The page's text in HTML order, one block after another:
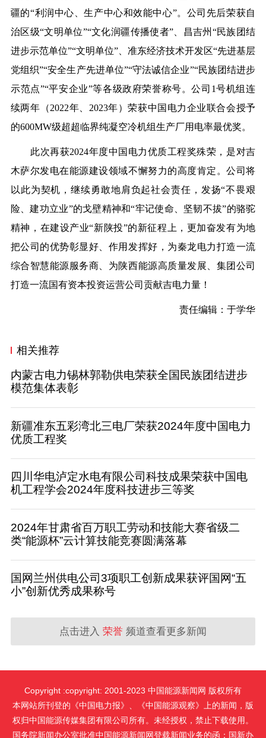
疆的“利润中心、生产中心和效能中心”。公司先后荣获自
治区级“文明单位”“文化润疆传播使者”、昌吉州“民族团结
进步示范单位”“文明单位”、准东经济技术开发区“先进基层
党组织”“安全生产先进单位”“守法诚信企业”“民族团结进步
示范点”“平安企业”等各级政府荣誉称号。公司1号机组连
续两年（2022年、2023年）荣获中国电力企业联合会授予
的600MW级超超临界纯凝空冷机组生产厂用电率最优奖。
此次再获2024年度中国电力优质工程奖殊荣，是对吉
木萨尔发电在能源建设领域不懈努力的高度肯定。公司将
以此为契机，继续勇敢地肩负起社会责任，发扬“不畏艰
险、建功立业”的戈壁精神和“牢记使命、坚韧不拔”的骆驼
精神，在建设产业“新陕投”的新征程上，更加奋发有为地
把公司的优势彰显好、作用发挥好，为秦龙电力打造一流
综合智慧能源服务商、为陕西能源高质量发展、集团公司
打造一流国有资本投资运营公司贡献吉电力量！
责任编辑：于学华
相关推荐
内蒙古电力锡林郭勒供电荣获全国民族团结进步
模范集体表彰
新疆准东五彩湾北三电厂荣获2024年度中国电力
优质工程奖
四川华电泸定水电有限公司科技成果荣获中国电
机工程学会2024年度科技进步三等奖
2024年甘肃省百万职工劳动和技能大赛省级二
类“能源杯”云计算技能竞赛圆满落幕
国网兰州供电公司3项职工创新成果获评国网“五
小”创新优秀成果称号
点击进入 荣誉 频道查看更多新闻
Copyright :copyright: 2001-2023 中国能源新闻网 版权所有
本网站所刊登的《中国电力报》、《中国能源观察》上的新闻，版
权归中国能源传媒集团有限公司所有。未经授权，禁止下载使用。
国务院新闻办公室批准中国能源新闻网登载新闻业务的函：国新办